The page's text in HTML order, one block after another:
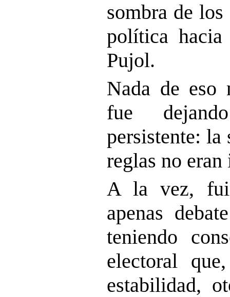
sombra de
política
Pujol.
Nada de eso
fue
persistente: la
reglas no eran
A la vez,
apenas
teniendo
electoral
estabilidad,